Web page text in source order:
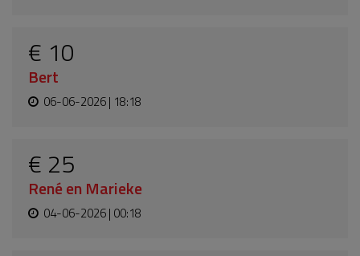
€ 10
Bert
06-06-2026 | 18:18
€ 25
René en Marieke
04-06-2026 | 00:18